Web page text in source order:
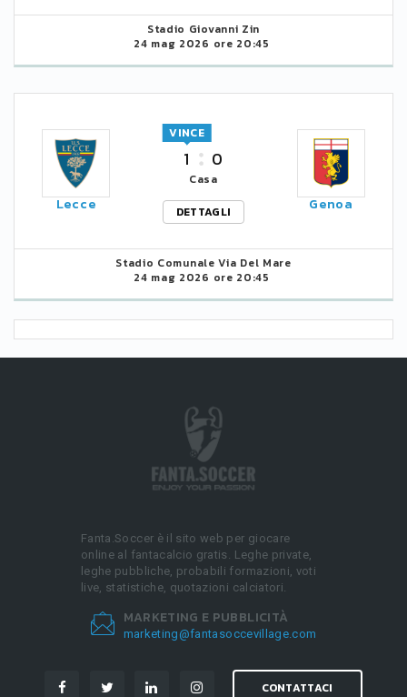
Stadio Giovanni Zin
24 mag 2026 ore 20:45
Lecce
1
VINCE
0
Casa
DETTAGLI
Genoa
Stadio Comunale Via Del Mare
24 mag 2026 ore 20:45
Fanta.Soccer è il sito web per giocare
online al fantacalcio gratis. Leghe private,
leghe pubbliche, probabili formazioni, voti
live, statistiche, quotazioni calciatori.
MARKETING E PUBBLICITÀ
marketing@fantasoccevillage.com
CONTATTACI